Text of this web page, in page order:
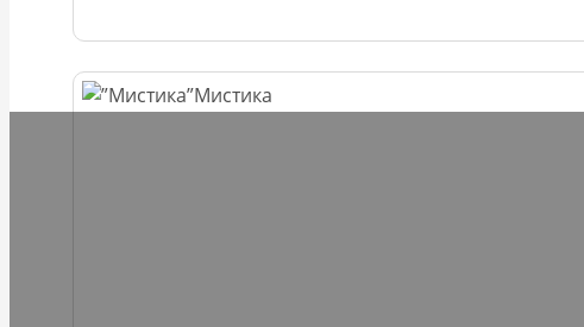
Мистика